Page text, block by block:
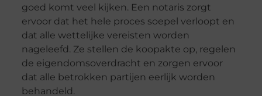
goed komt veel kijken. Een notaris zorgt
ervoor dat het hele proces soepel verloopt en
dat alle wettelijke vereisten worden
nageleefd. Ze stellen de koopakte op, regelen
de eigendomsoverdracht en zorgen ervoor
dat alle betrokken partijen eerlijk worden
behandeld.